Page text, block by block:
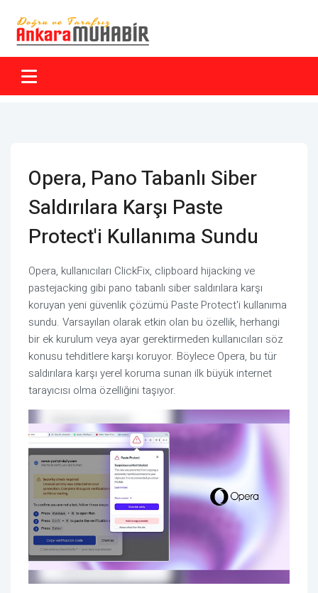
Opera, Pano Tabanlı Siber
Saldırılara Karşı Paste
Protect'i Kullanıma Sundu
Opera, kullanıcıları ClickFix, clipboard hijacking ve
pastejacking gibi pano tabanlı siber saldırılara karşı
koruyan yeni güvenlik çözümü Paste Protect'i kullanıma
sundu. Varsayılan olarak etkin olan bu özellik, herhangi
bir ek kurulum veya ayar gerektirmeden kullanıcıları söz
konusu tehditlere karşı koruyor. Böylece Opera, bu tür
saldırılara karşı yerel koruma sunan ilk büyük internet
tarayıcısı olma özelliğini taşıyor.